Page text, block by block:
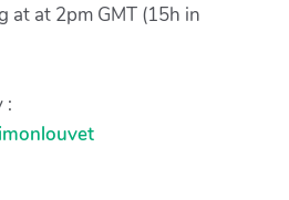
at at 2pm GMT (15h in
: